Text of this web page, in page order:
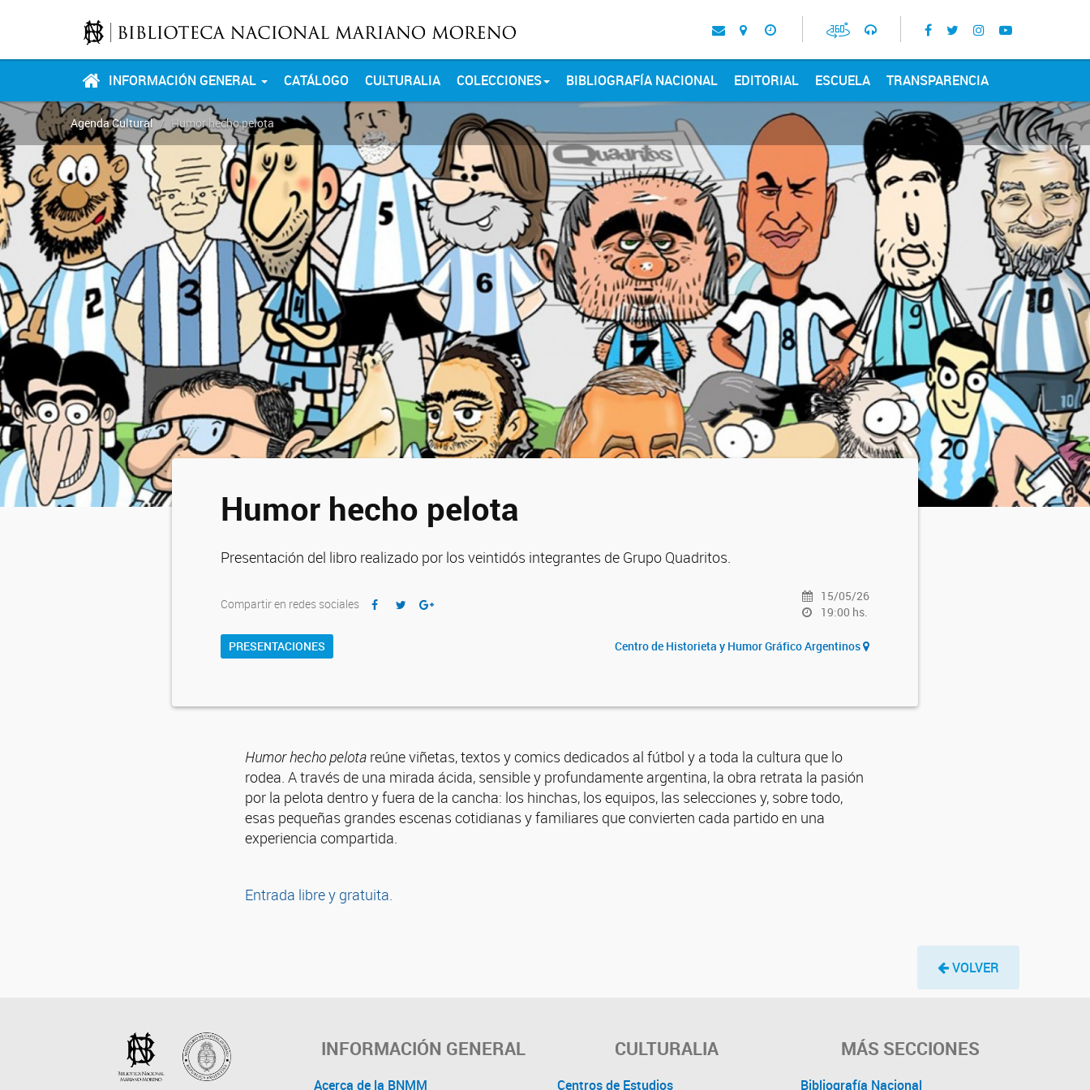
INFORMACIÓN GENERAL CATÁLOGO CULTURALIA COLECCIONES BIBLIOGRAFÍA NACIONAL EDITORIAL ESCUELA TRANSPARENCIA
Agenda Cultural Humor hecho pelota
Humor hecho pelota
Presentación del libro realizado por los veintidós integrantes de Grupo Quadritos.
Compartir en redes sociales
15/05/26
19:00 hs.
PRESENTACIONES Centro de Historieta y Humor Gráfico Argentinos
Humor hecho pelota reúne viñetas, textos y comics dedicados al fútbol y a toda la cultura que lo
rodea. A través de una mirada ácida, sensible y profundamente argentina, la obra retrata la pasión
por la pelota dentro y fuera de la cancha: los hinchas, los equipos, las selecciones y, sobre todo,
esas pequeñas grandes escenas cotidianas y familiares que convierten cada partido en una
experiencia compartida.
Entrada libre y gratuita.
VOLVER
INFORMACIÓN GENERAL
Acerca de la BNMM
CULTURALIA
Centros de Estudios
MÁS SECCIONES
Bibliografía Nacional